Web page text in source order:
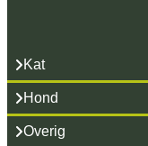
Kat
Hond
Overig